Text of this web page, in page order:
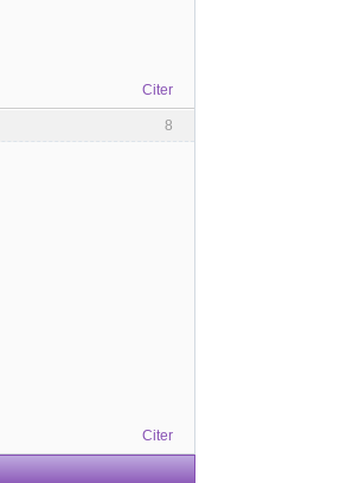
Citer
8
Citer